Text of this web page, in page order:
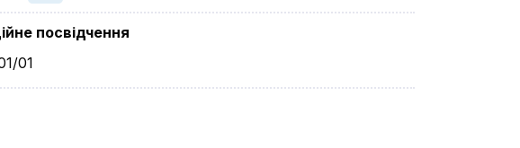
посвідчення
01